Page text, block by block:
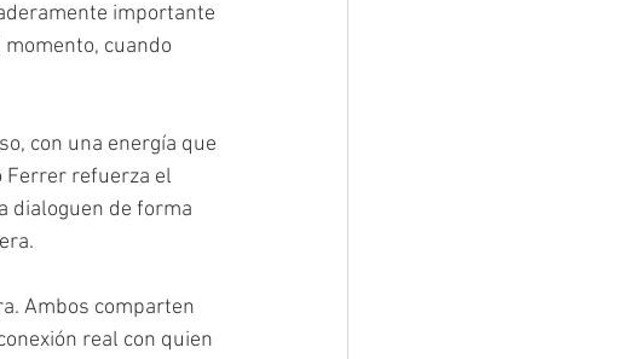
importante
cuando
con una energía que
Ferrer refuerza el
dialoguen de forma
Ambos comparten
real con quien